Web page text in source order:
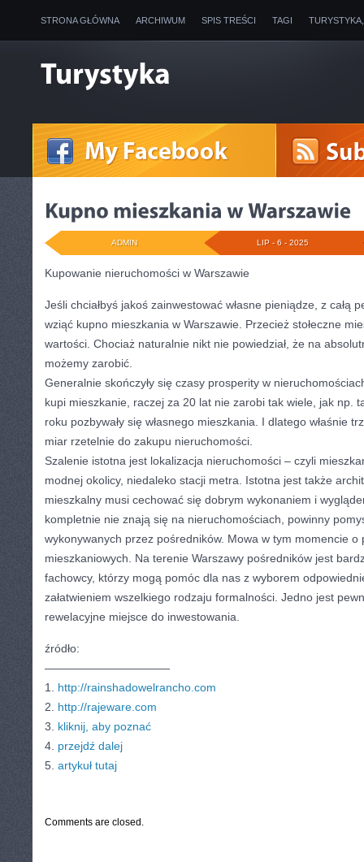
STRONA GŁÓWNA ARCHIWUM SPIS TREŚCI TAGI
LIP - 6 - 2025
ADMIN
Kupowanie nieruchomości w Warszawie
Jeśli chciałbyś jakoś zainwestować własne pieniądze, z całą
wziąć kupno mieszkania w Warszawie. Przecież stołeczne
wartości. Chociaż naturalnie nikt nie powiedział, że na
możemy zarobić.
Generalnie skończyły się czasy prosperity w
kupi mieszkanie, raczej za 20 lat nie zarobi tak wiele, jak np.
roku pozbywały się własnego mieszkania. I dlatego właśnie
miar rzetelnie do zakupu nieruchomości.
Szalenie istotna jest lokalizacja nieruchomości – czyli
modnej okolicy, niedaleko stacji metra. Istotna jest także
mieszkalny musi cechować się dobrym wykonaniem i
kompletnie nie znają się na nieruchomościach, powinny
wykonywanych przez pośredników. Mowa w tym momencie o
mieszkaniowych. Na terenie Warszawy pośredników jest
fachowcy, którzy mogą pomóc dla nas z wyborem
załatwieniem wszelkiego rodzaju formalności. Jedno jest
rewelacyjne miejsce do inwestowania.
źródło:
———————————
1. http://rainshadowelrancho.com
2. http://rajeware.com
3. kliknij, aby poznać
4. przejdź dalej
5. artykuł tutaj
Comments are closed.